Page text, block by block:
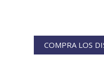
COMPRA LOS